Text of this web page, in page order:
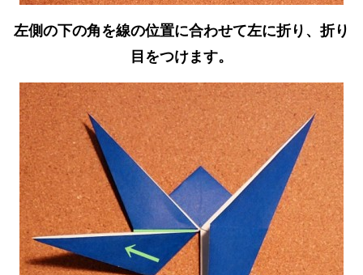
左側の下の角を線の位置に合わせて左に折り、折り
目をつけます。